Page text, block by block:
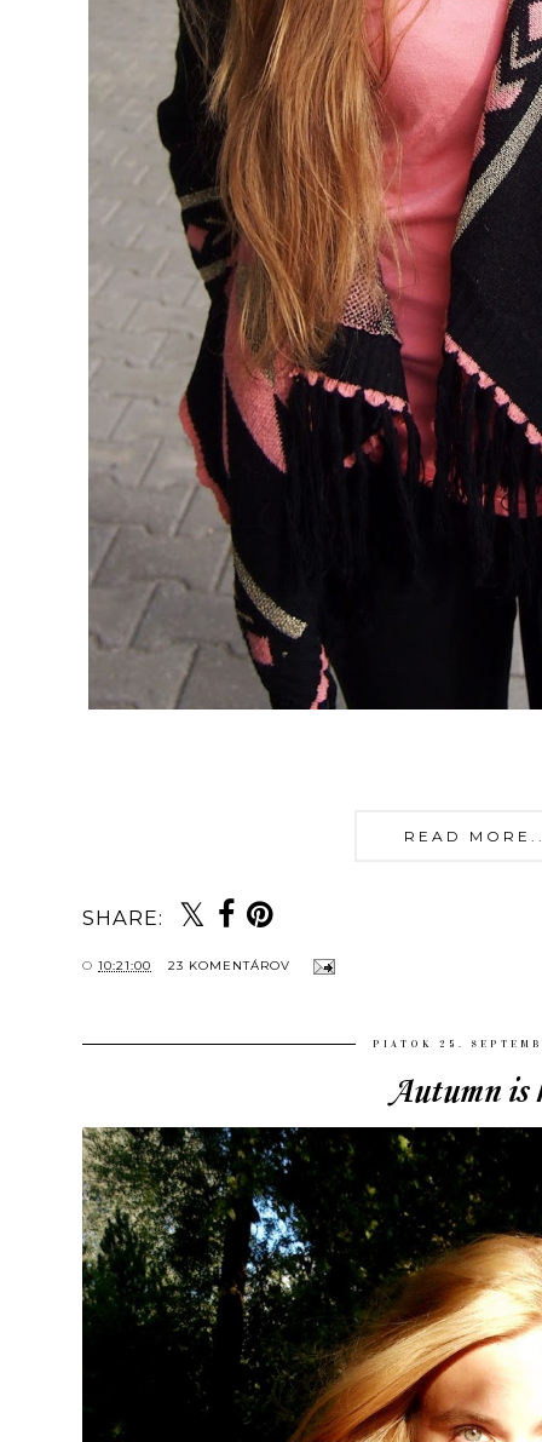
READ
SHARE:
O 10:21:00 23 KOMENTÁROV
PIATOK 25.
Autumn is